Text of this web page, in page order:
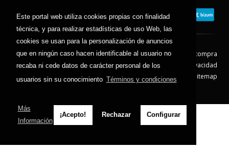
Este portal web utiliza cookies propias con finalidad
técnica, y para realizar estadísticas de uso Web, las
cookies se usan para la personalización de anuncios
que en ningún caso hacen identificable al usuario no
recaba ni cede datos de carácter personal de los
usuarios sin su conocimiento Términos y condiciones
Más
Información
¡Acepto! Rechazar Configurar
Contacto Aviso Legal
Condiciones de compra
Política de envíos
Política de devolución
Política de Privacidad
Política de Cookies
Sitemap